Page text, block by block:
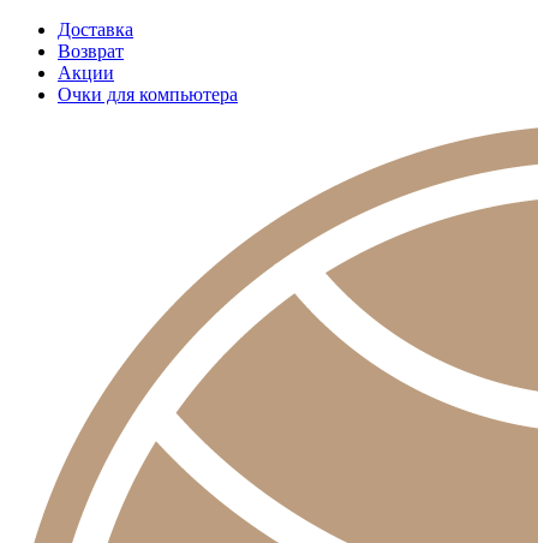
Доставка
Возврат
Акции
Очки для компьютера